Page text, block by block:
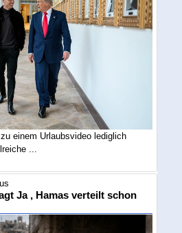
einem Urlaubsvideo lediglich
...
Ja , Hamas verteilt schon